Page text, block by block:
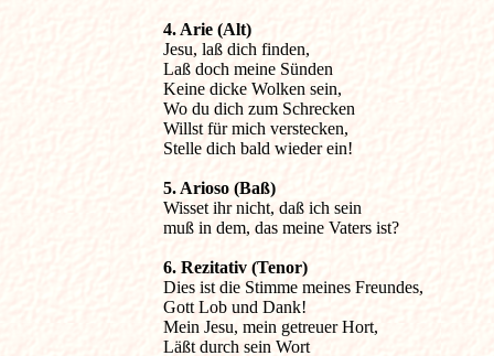
4. Arie (Alt)
Jesu, laß dich finden,
Laß doch meine Sünden
Keine dicke Wolken sein,
Wo du dich zum Schrecken
Willst für mich verstecken,
Stelle dich bald wieder ein!
5. Arioso (Baß)
Wisset ihr nicht, daß ich sein
muß in dem, das meine Vaters ist?
6. Rezitativ (Tenor)
Dies ist die Stimme meines Freundes,
Gott Lob und Dank!
Mein Jesu, mein getreuer Hort,
Läßt durch sein Wort